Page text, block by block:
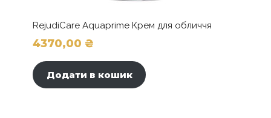
RejudiCare Aquaprime Крем для обличчя
4370,00 ₴
Додати в кошик